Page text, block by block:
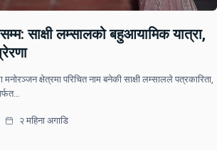
साक्षी लम्सालको बहुआयामिक यात्रा,
क्षेत्रमा परिचित नाम बनेकी साक्षी लम्सालले पत्रकारिता,
२ महिना अगाडि